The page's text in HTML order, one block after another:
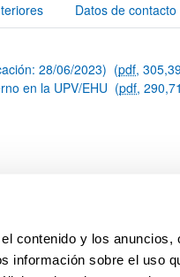
contenido y los anuncios,
información sobre el uso
Datos de contacto
28/06/2023) (pdf,
en la UPV/EHU (pdf, 290,71